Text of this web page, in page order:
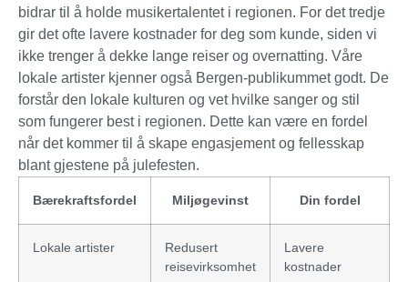
bidrar til å holde musikertalentet i regionen. For det tredje
gir det ofte lavere kostnader for deg som kunde, siden vi
ikke trenger å dekke lange reiser og overnatting. Våre
lokale artister kjenner også Bergen-publikummet godt. De
forstår den lokale kulturen og vet hvilke sanger og stil
som fungerer best i regionen. Dette kan være en fordel
når det kommer til å skape engasjement og fellesskap
blant gjestene på julefesten.
Bærekraftsfordel Miljøgevinst Din fordel
Lokale artister
Redusert
reisevirksomhet
Lavere
kostnader